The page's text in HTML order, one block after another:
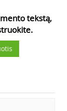
tekstą,